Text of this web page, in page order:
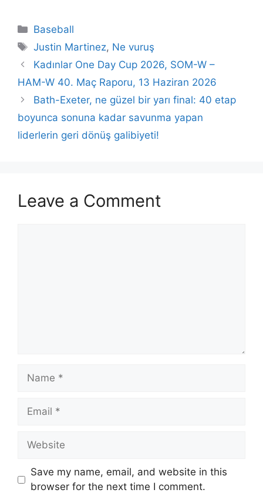
Categories
Baseball
Tags
Justin Martinez, Ne vuruş
Kadınlar One Day Cup 2026, SOM-W –
HAM-W 40. Maç Raporu, 13 Haziran 2026
Bath-Exeter, ne güzel bir yarı final: 40 etap
boyunca sonuna kadar savunma yapan
liderlerin geri dönüş galibiyeti!
Leave a Comment
Name
Email
Website
Save my name, email, and website in this
browser for the next time I comment.